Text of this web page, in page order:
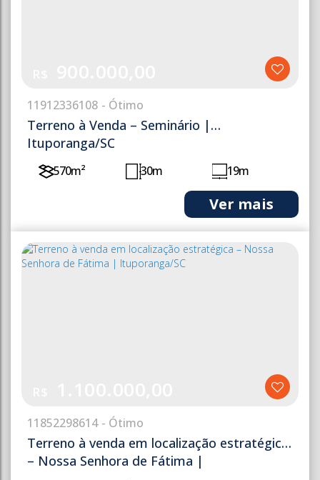
Terreno à Venda – Seminário |
Ituporanga/SC
11912336108
570m² 30m 19m
Terreno à venda em localização estratégica
– Nossa Senhora de Fátima |
11852298614